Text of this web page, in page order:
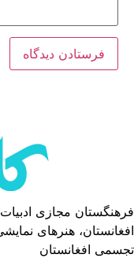
فرهنگستان مجازی
افغانستان، هنرهای
تجسمی افغانستان